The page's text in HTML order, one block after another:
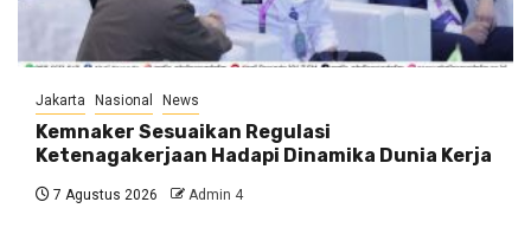
Jakarta Nasional News
Kemnaker Sesuaikan Regulasi
Ketenagakerjaan Hadapi Dinamika Dunia Kerja
7 Agustus 2026 Admin 4